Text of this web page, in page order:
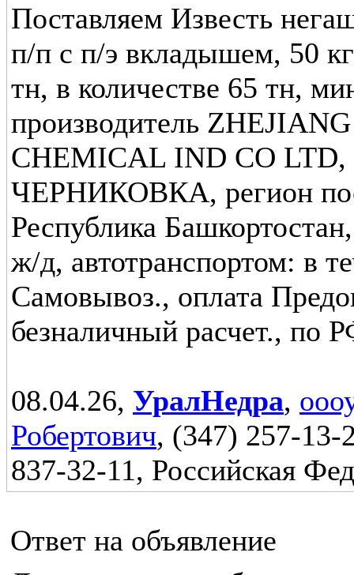
Поставляем Известь
п/п с п/э вкладышем, 50
тн, в количестве 65 тн,
производитель
CHEMICAL IND CO LTD,
ЧЕРНИКОВКА, регион
Республика
ж/д, автотранспортом: в
Самовывоз., оплата
безналичный расчет., по
08.04.26, УралНедра,
Робертович, (347) 257-13-
837-32-11, Российская
Ответ на объявление